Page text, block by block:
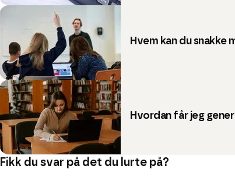
Hvem kan du snakke
Hvordan får jeg
Fikk du svar på det du lurte på?